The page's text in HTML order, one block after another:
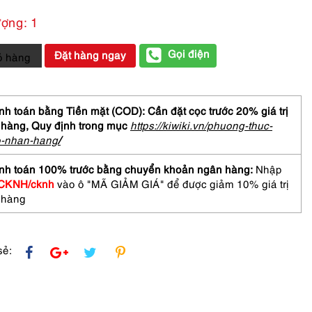
1
hàng Đặt hàng ngay Gọi điện
toán bằng Tiền mặt (COD): Cần đặt cọc trước 20% giá trị
Quy định trong mục https://kiwiki.vn/phuong-thuc-
nhan-hang/
toán 100% trước bằng chuyển khoản ngân hàng: Nhập
cknh vào ô "MÃ GIẢM GIÁ" để được giảm 10% giá trị